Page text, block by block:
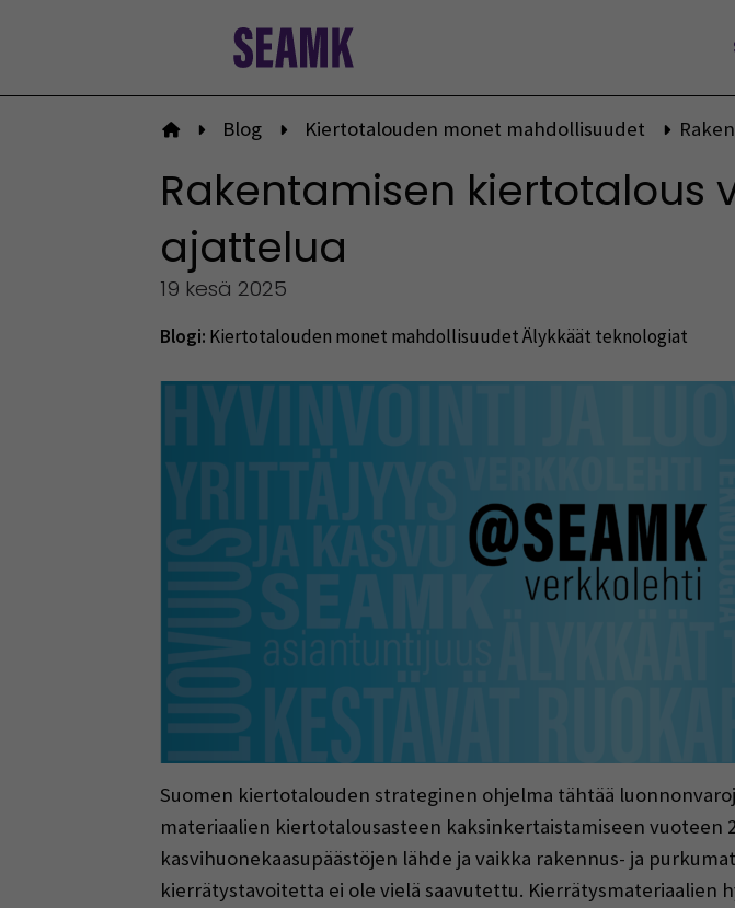
Etusivulle
Blog Kiertotalouden monet mahdollisuudet
Rakentamisen
ajattelua
19 kesä 2025
Blogi: Kiertotalouden monet mahdollisuudetÄlykkäät teknologiat
Suomen kiertotalouden strateginen ohjelma tähtää
materiaalien kiertotalousasteen kaksinkertaistamiseen vuoteen
kasvihuonekaasupäästöjen lähde ja vaikka rakennus- ja
kierrätystavoitetta ei ole vielä saavutettu. Kierrätysmateriaalien